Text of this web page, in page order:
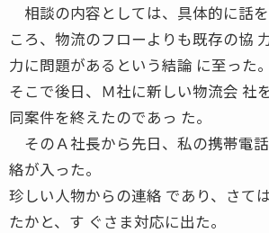
相談の内容としては、具体的に話
ころ、物流のフローよりも既存の協
力に問題があるという結論 に至った。
そこで後日、Ｍ社に新しい物流会 社
同案件を終えたのであっ た。
そのＡ社長から先日、私の携帯電
絡が入った。
珍しい人物からの連絡 であり、さて
たかと、す ぐさま対応に出た。